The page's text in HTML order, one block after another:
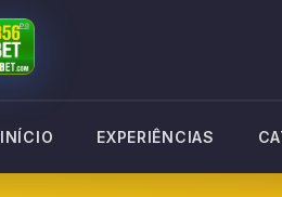
INÍCIO EXPERIÊNCIAS